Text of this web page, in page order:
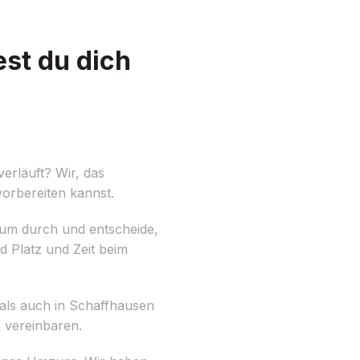
du dich
Wir, das
kannst.
durch und entscheide,
Platz und Zeit beim
auch in Schaffhausen